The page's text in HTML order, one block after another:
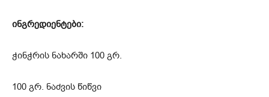
ინგრედიენტები:
ჭინჭრის ნახარში 100 გრ.
100 გრ. ნაძვის წიწვი